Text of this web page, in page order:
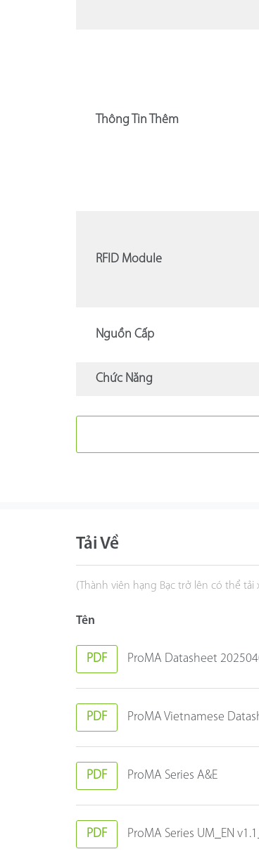
Thông Tin Thêm
RFID Module
Nguồn Cấp
Chức Năng
Tải Về
(Thành viên hạng Bạc trở lên có thể
Tên
PDF ProMA Datasheet
PDF ProMA Vietnamese
PDF ProMA Series A&E
PDF ProMA Series UM_EN